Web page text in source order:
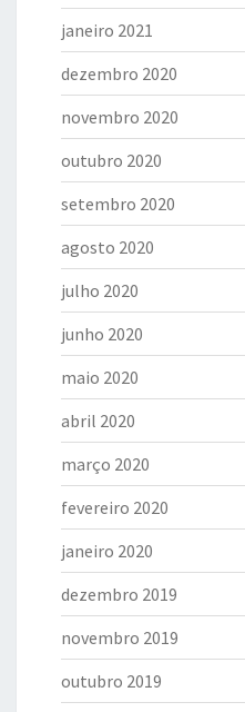
janeiro 2021
dezembro 2020
novembro 2020
outubro 2020
setembro 2020
agosto 2020
julho 2020
junho 2020
maio 2020
abril 2020
março 2020
fevereiro 2020
janeiro 2020
dezembro 2019
novembro 2019
outubro 2019